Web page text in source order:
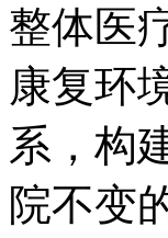
整体医
康复环
系，构
院不变